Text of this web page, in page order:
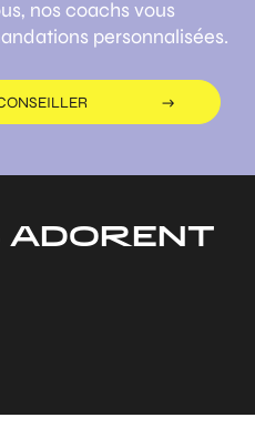
nos coachs vous
personnalisées.